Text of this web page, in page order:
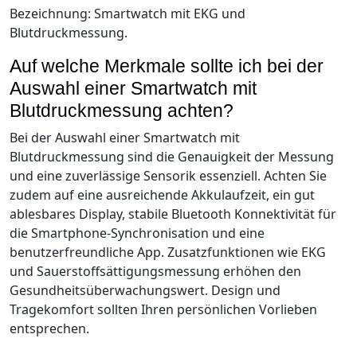
Bezeichnung: Smartwatch mit EKG und
Blutdruckmessung.
Auf welche Merkmale sollte ich bei der
Auswahl einer Smartwatch mit
Blutdruckmessung achten?
Bei der Auswahl einer Smartwatch mit
Blutdruckmessung sind die Genauigkeit der Messung
und eine zuverlässige Sensorik essenziell. Achten Sie
zudem auf eine ausreichende Akkulaufzeit, ein gut
ablesbares Display, stabile Bluetooth Konnektivität für
die Smartphone-Synchronisation und eine
benutzerfreundliche App. Zusatzfunktionen wie EKG
und Sauerstoffsättigungsmessung erhöhen den
Gesundheitsüberwachungswert. Design und
Tragekomfort sollten Ihren persönlichen Vorlieben
entsprechen.